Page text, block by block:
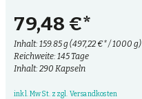
79,48 €*
Inhalt: 159.85 g(497,22 €* / 1000 g)
Reichweite: 145 Tage
Inhalt: 290 Kapseln
inkl. MwSt. zzgl. Versandkosten